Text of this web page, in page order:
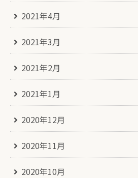
2021年4月
2021年3月
2021年2月
2021年1月
2020年12月
2020年11月
2020年10月